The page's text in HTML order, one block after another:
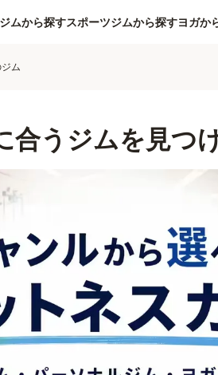
ムから探すスポーツジムから探すヨガか
ム
合うジムを見つ